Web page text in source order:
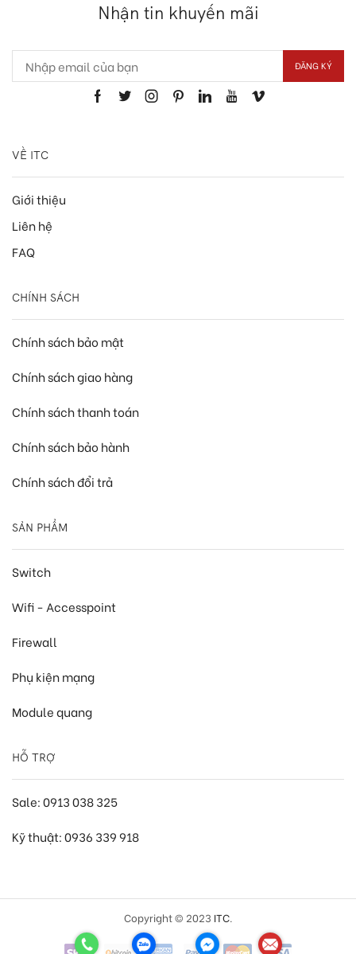
Nhận tin khuyến mãi
VỀ ITC
Giới thiệu
Liên hệ
FAQ
CHÍNH SÁCH
Chính sách bảo mật
Chính sách giao hàng
Chính sách thanh toán
Chính sách bảo hành
Chính sách đổi trả
SẢN PHẨM
Switch
Wifi - Accesspoint
Firewall
Phụ kiện mạng
Module quang
HỖ TRỢ
Sale: 0913 038 325
Kỹ thuật: 0936 339 918
Copyright © 2023 ITC.